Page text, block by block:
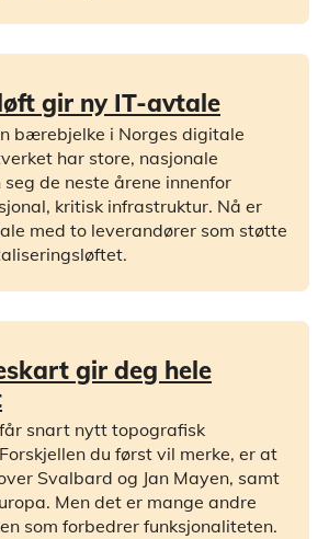
gir ny IT-avtale
bærebjelke i Norges digitale
har store, nasjonale
de neste årene innenfor
kritisk infrastruktur. Nå er
med to leverandører som støtte
gir deg hele
snart nytt topografisk
du først vil merke, er at
Svalbard og Jan Mayen, samt
Men det er mange andre
som forbedrer funksjonaliteten.